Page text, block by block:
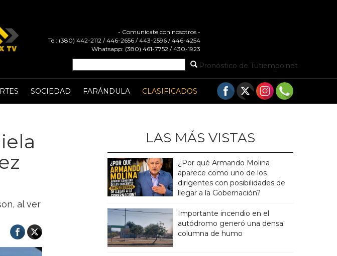
- Comunicate con nosotros -
Tel: (380) 442-2112 / 446-2656 / 443-2596 / 446-4254
Whatsapp: (380) 461-7752 / 430-1923
Pronóstico de Tutiempo.net
SOCIEDAD FARÁNDULA CLASIFICADOS
al ver
LAS MÁS VISTAS
¿Por qué Armando Molina
aparece como uno de los
dirigentes con posibilidades de
llegar a la Gobernación?
Importante incendio en el
autódromo generó una densa
columna de humo